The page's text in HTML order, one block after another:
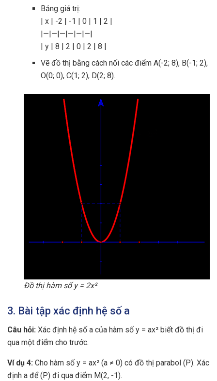
Bảng giá trị:
| x | -2 | -1 | 0 | 1 | 2 |
|—|—|—|—|—|—|
| y | 8 | 2 | 0 | 2 | 8 |
Vẽ đồ thị bằng cách nối các điểm A(-2; 8), B(-1; 2),
O(0; 0), C(1; 2), D(2; 8).
Đồ thị hàm số y = 2x²
3. Bài tập xác định hệ số a
Câu hỏi: Xác định hệ số a của hàm số y = ax² biết đồ thị đi
qua một điểm cho trước.
Ví dụ 4: Cho hàm số y = ax² (a ≠ 0) có đồ thị parabol (P). Xác
định a để (P) đi qua điểm M(2, -1).